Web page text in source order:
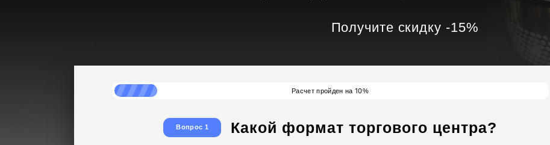
Получите скидку -15%
Расчет пройден на10%
Вопрос 1 Какой формат торгового центра?